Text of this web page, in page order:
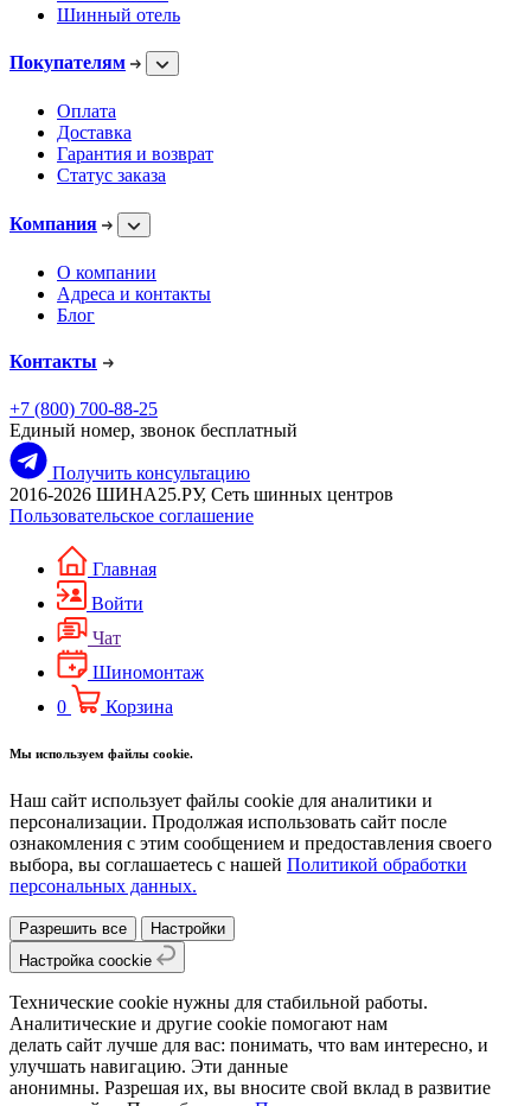
Шинный отель
Покупателям
Оплата
Доставка
Гарантия и возврат
Статус заказа
Компания
О компании
Адреса и контакты
Блог
Контакты
+7 (800) 700-88-25
Единый номер, звонок бесплатный
Получить консультацию
2016-2026 ШИНА25.РУ, Сеть шинных центров
Пользовательское соглашение
Главная
Войти
Чат
Шиномонтаж
0
Корзина
Мы используем файлы cookie.
Наш сайт использует файлы cookie для аналитики и
персонализации. Продолжая использовать сайт после
ознакомления с этим сообщением и предоставления своего
выбора, вы соглашаетесь с нашей Политикой обработки
персональных данных.
Разрешить все
Настройки
Настройка coockie
Технические cookie нужны для стабильной работы.
Аналитические и другие cookie помогают нам
делать сайт лучше для вас: понимать, что вам интересно, и
улучшать навигацию. Эти данные
анонимны. Разрешая их, вы вносите свой вклад в развитие